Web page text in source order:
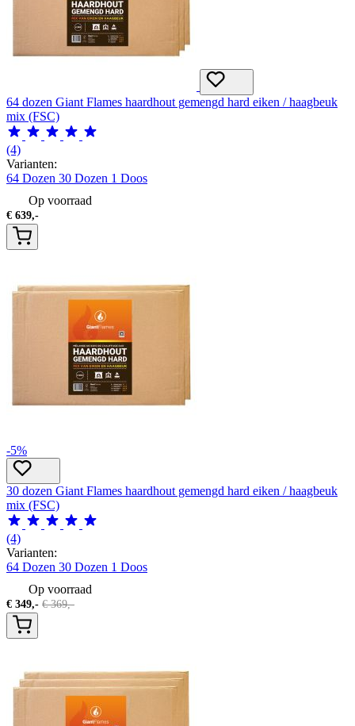
64 dozen Giant Flames haardhout gemengd hard eiken / haagbeuk
mix (FSC)
(4)
Varianten:
64 Dozen 30 Dozen 1 Doos
Op voorraad
€ 639,-
-5%
30 dozen Giant Flames haardhout gemengd hard eiken / haagbeuk
mix (FSC)
(4)
Varianten:
64 Dozen 30 Dozen 1 Doos
Op voorraad
€ 349,- €369,-